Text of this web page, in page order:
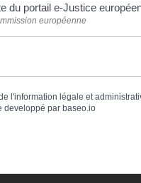
du portail e-Justice
européenne
l'information légale et
developpé par baseo.io